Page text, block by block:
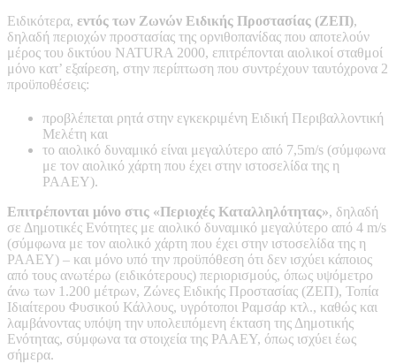
Ειδικότερα, εντός των Ζωνών Ειδικής Προστασίας (ΖΕΠ),
δηλαδή περιοχών προστασίας της ορνιθοπανίδας που αποτελούν
μέρος του δικτύου NATURA 2000, επιτρέπονται αιολικοί σταθμοί
μόνο κατ’ εξαίρεση, στην περίπτωση που συντρέχουν ταυτόχρονα 2
προϋποθέσεις:
προβλέπεται ρητά στην εγκεκριμένη Ειδική Περιβαλλοντική
Μελέτη και
το αιολικό δυναμικό είναι μεγαλύτερο από 7,5m/s (σύμφωνα
με τον αιολικό χάρτη που έχει στην ιστοσελίδα της η
ΡΑΑΕΥ).
Επιτρέπονται μόνο στις «Περιοχές Καταλληλότητας», δηλαδή
σε Δημοτικές Ενότητες με αιολικό δυναμικό μεγαλύτερο από 4 m/s
(σύμφωνα με τον αιολικό χάρτη που έχει στην ιστοσελίδα της η
ΡΑΑΕΥ) – και μόνο υπό την προϋπόθεση ότι δεν ισχύει κάποιος
από τους ανωτέρω (ειδικότερους) περιορισμούς, όπως υψόμετρο
άνω των 1.200 μέτρων, Ζώνες Ειδικής Προστασίας (ΖΕΠ), Τοπία
Ιδιαίτερου Φυσικού Κάλλους, υγρότοποι Ραμσάρ κτλ., καθώς και
λαμβάνοντας υπόψη την υπολειπόμενη έκταση της Δημοτικής
Ενότητας, σύμφωνα τα στοιχεία της ΡΑΑΕΥ, όπως ισχύει έως
σήμερα.